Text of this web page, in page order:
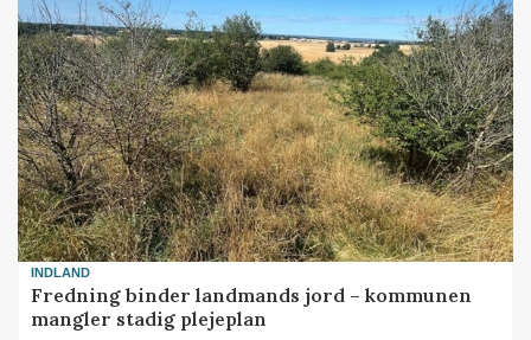
INDLAND
Fredning binder landmands jord – kommunen
mangler stadig plejeplan